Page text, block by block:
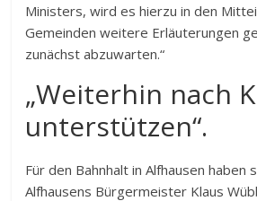
Ministers, wird es hierzu in den
Gemeinden weitere Erläuterungen
zunächst abzuwarten.“
„Weiterhin nach
unterstützen“.
Für den Bahnhalt in Alfhausen haben
Alfhausens Bürgermeister Klaus